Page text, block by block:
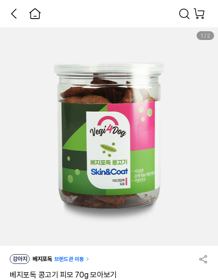
1 / 2
강아지 베지포독 브랜드관 이동
베지포독 콩고기 피모 70g 모아보기